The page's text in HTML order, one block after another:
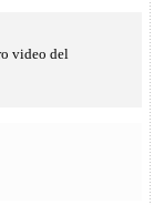
video del